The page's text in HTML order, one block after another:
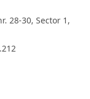
28-30, Sector 1,